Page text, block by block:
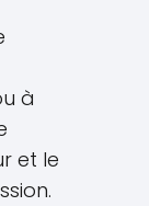
à
et le